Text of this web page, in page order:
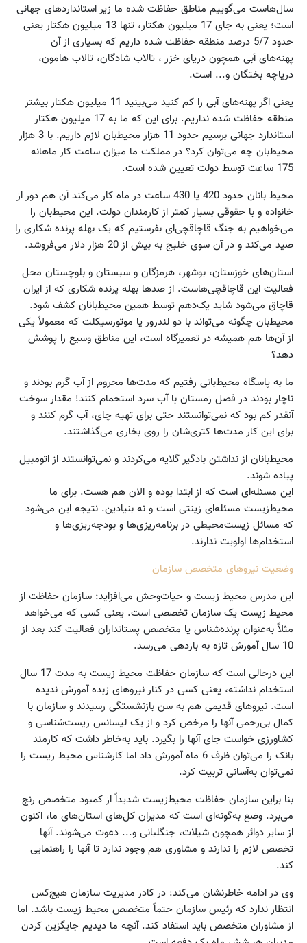
سال‌هاست می‌گوییم مناطق حفاظت شده ما زیر استانداردهای جهانی
است؛ یعنی به جای 17 میلیون هکتار، تنها 13 میلیون هکتار یعنی
حدود 5/7 درصد منطقه حفاظت شده داریم که بسیاری از آن
پهنه‌های آبی همچون دریای خزر ، تالاب شادگان، تالاب هامون،
دریاچه بختگان و... است.
یعنی اگر پهنه‌های آبی را کم کنید می‌بینید 11 میلیون هکتار بیشتر
منطقه حفاظت شده نداریم. برای این که ما به 17 میلیون هکتار
استاندارد جهانی برسیم حدود 11 هزار محیط‌بان لازم داریم. با 3 هزار
محیط‌بان چه می‌توان کرد؟ در مملکت ما میزان ساعت کار ماهانه
175 ساعت توسط دولت تعیین شده است.
محیط بانان حدود 420 یا 430 ساعت در ماه کار می‌کند آن هم دور از
خانواده و با حقوقی بسیار کمتر از کارمندان دولت. این محیط‌بان را
می‌خواهیم به جنگ قاچاقچی‌ای بفرستیم که یک بهله پرنده شکاری را
صید می‌کند و در آن سوی خلیج به بیش از 20 هزار دلار می‌فروشد.
استان‌های خوزستان، بوشهر، هرمزگان و سیستان و بلوچستان محل
فعالیت این قاچاقچی‌هاست. از صدها بهله پرنده شکاری که از ایران
قاچاق می‌شود شاید یک‌دهم توسط همین محیط‌بانان کشف ‌شود.
محیط‌بان چگونه می‌تواند با دو لندرور یا موتورسیکلت که معمولاً یکی
از آن‌ها هم همیشه در تعمیرگاه است، این مناطق وسیع را پوشش
دهد؟
ما به پاسگاه محیط‌بانی رفتیم که مدت‌ها محروم از آب گرم بودند و
ناچار بودند در فصل زمستان با آب سرد استحمام کنند! مقدار سوخت
آنقدر کم بود که نمی‌توانستند حتی برای تهیه چای، آب گرم کنند و
برای این کار مدت‌ها کتری‌شان را روی بخاری می‌گذاشتند.
محیط‌بانان از نداشتن بادگیر گلایه می‌کردند و نمی‌توانستند از اتومبیل
پیاده شوند.
این مسئله‌ای است که از ابتدا بوده و الان هم هست. برای ما
محیط‌زیست مسئله‌ای زینتی است و نه بنیادین. نتیجه این می‌شود
که مسائل زیست‌محیطی در برنامه‌ریزی‌ها و بودجه‌ریزی‌ها و
استخدام‌ها اولویت ندارند.
وضعیت نیروهای متخصص سازمان
این مدرس محیط زیست و حیات‌وحش می‌افزاید: سازمان حفاظت از
محیط زیست یک سازمان تخصصی است. یعنی کسی که می‌خواهد
مثلاً به‌عنوان پرنده‌شناس یا متخصص پستانداران فعالیت کند بعد از
10 سال آموزش تازه به بازدهی می‌رسد.
این درحالی است که سازمان حفاظت محیط زیست به مدت 17 سال
استخدام نداشته، یعنی کسی در کنار نیروهای زبده آموزش ندیده
است. نیروهای قدیمی هم به سن بازنشستگی رسیدند و سازمان با
کمال بی‌رحمی آنها را مرخص کرد و از یک لیسانس زیست‌شناسی و
کشاورزی خواست جای آنها را بگیرد. باید به‌خاطر داشت که کارمند
بانک را می‌توان ظرف 6 ماه آموزش داد اما کارشناس محیط زیست را
نمی‌توان به‌آسانی تربیت کرد.
بنا براین سازمان حفاظت محیط‌زیست شدیداً از کمبود متخصص رنج
می‌برد. وضع به‌گونه‌ای است که مدیران کل‌های استان‌های ما، اکنون
از سایر دوائر همچون شیلات، جنگلبانی و... دعوت می‌شوند. آنها
تخصص لازم را ندارند و مشاوری هم وجود ندارد تا آنها را راهنمایی
کند.
وی در ادامه خاطرنشان می‌کند: در کادر مدیریت سازمان هیچ‌کس
انتظار ندارد که رئیس سازمان حتماً متخصص محیط زیست باشد. اما
از مشاوران متخصص باید استفاد کند. آنچه ما دیدیم جایگزین کردن